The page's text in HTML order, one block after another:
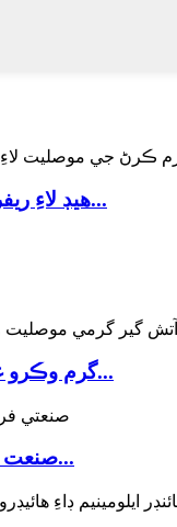
هيڊ لاءِ ريفريڪٽري فائر پروف سيرامڪ فائبر پيپر...
گرم وڪرو غير آتش گير گرمي موصليت وارو مواد...
صنعت لاءِ غير فيرس ڌاتو سيرامڪ فائبر بورڊ...